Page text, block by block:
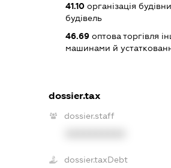
41.10організація
будівель
46.69оптова торгівля
машинами й
dossier.tax
dossier.staff
dossier.taxDebt